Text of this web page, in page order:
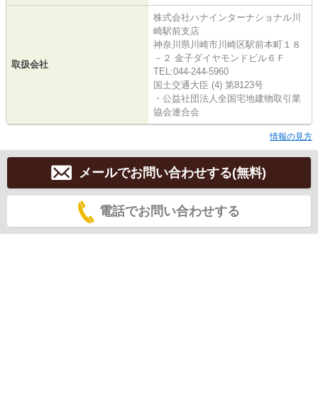
取扱会社
株式会社ハナインターナショナル川
崎駅前支店
神奈川県川崎市川崎区駅前本町１８
－２ 金子ダイヤモンドビル６Ｆ
TEL:044-244-5960
国土交通大臣 (4) 第8123号
・公益社団法人全国宅地建物取引業
協会連合会
情報の見方
メールでお問い合わせする(無料)
電話でお問い合わせする